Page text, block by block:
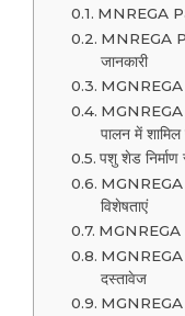
MNREGA
MNREGA
जानकारी
पालन में
पशु शेड
विशेषताएं
MGNREGA
दस्तावेज